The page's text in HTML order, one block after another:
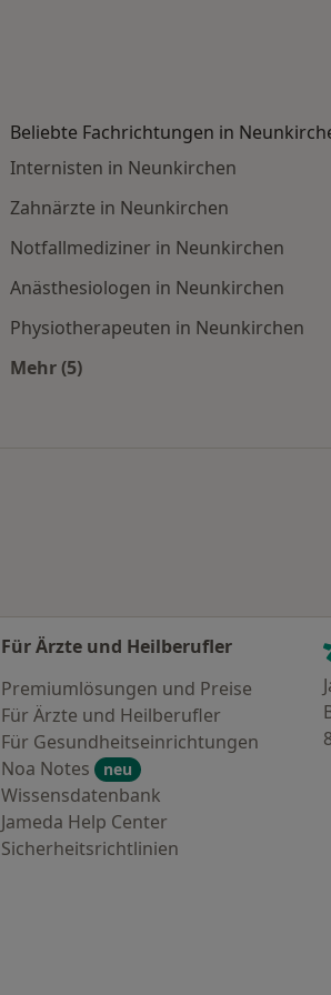
Beliebte Fachrichtungen in
Internisten in Neunkirchen
Zahnärzte in Neunkirchen
Notfallmediziner in Neunkirchen
Anästhesiologen in Neunkirchen
Physiotherapeuten in Neunkirchen
Mehr (5)
Für Ärzte und Heilberufler
Premiumlösungen und Preise
Für Ärzte und Heilberufler
Für Gesundheitseinrichtungen
Noa Notes
neu
Wissensdatenbank
Jameda Help Center
Sicherheitsrichtlinien